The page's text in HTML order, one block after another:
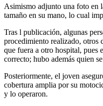
Asimismo adjunto una foto en
tamaño en su mano, lo cual
Tras l publicación, algunas
procedimiento realizado, otros
que fuera a otro hospital, pues
correcto; hubo además quien
Posteriormente, el joven
cobertura amplia por su
y lo operaron.